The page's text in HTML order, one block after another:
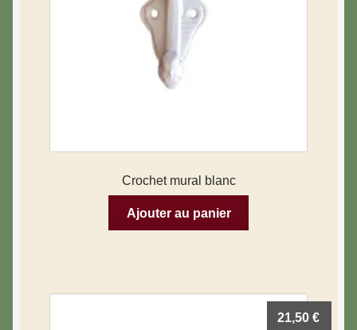
Crochet mural blanc
Ajouter au panier
21,50€